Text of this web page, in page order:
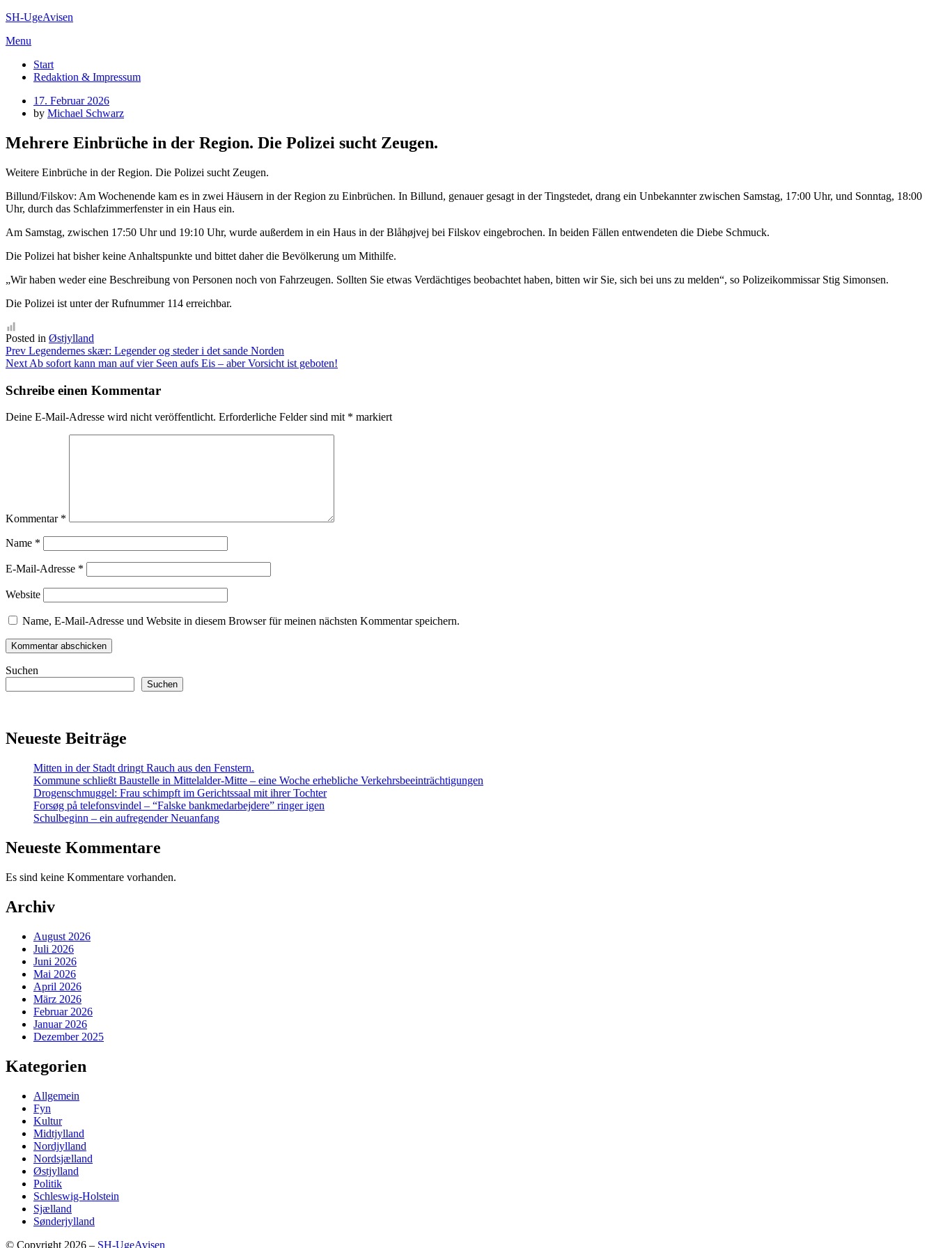
Skip
content
SH-UgeAvisen
Menu
Start
Redaktion & Impressum
Posted
on
17. Februar 2026
by Michael Schwarz
Mehrere Einbrüche in der Region. Die Polizei sucht Zeugen.
Weitere Einbrüche in der Region. Die Polizei sucht Zeugen.
Billund/Filskov: Am Wochenende kam es in zwei Häusern in der Region zu Einbrüchen. In Billund, genauer gesagt in der Tingstedet, drang ein Unbekannter zwischen Samstag, 17:00 Uhr, und Sonntag, 18:00
Uhr, durch das Schlafzimmerfenster in ein Haus ein.
Am Samstag, zwischen 17:50 Uhr und 19:10 Uhr, wurde außerdem in ein Haus in der Blåhøjvej bei Filskov eingebrochen. In beiden Fällen entwendeten die Diebe Schmuck.
Die Polizei hat bisher keine Anhaltspunkte und bittet daher die Bevölkerung um Mithilfe.
„Wir haben weder eine Beschreibung von Personen noch von Fahrzeugen. Sollten Sie etwas Verdächtiges beobachtet haben, bitten wir Sie, sich bei uns zu melden“, so Polizeikommissar Stig Simonsen.
Die Polizei ist unter der Rufnummer 114 erreichbar.
Posted in Østjylland
Beitragsnavigation
Prev Legendernes skær: Legender og steder i det sande Norden
Next Ab sofort kann man auf vier Seen aufs Eis – aber Vorsicht ist geboten!
Schreibe einen Kommentar
Deine E-Mail-Adresse wird nicht veröffentlicht. Erforderliche Felder sind mit * markiert
Kommentar *
Name *
E-Mail-Adresse *
Website
Name, E-Mail-Adresse und Website in diesem Browser für meinen nächsten Kommentar speichern.
Suchen
Suchen
Neueste Beiträge
Mitten in der Stadt dringt Rauch aus den Fenstern.
Kommune schließt Baustelle in Mittelalder-Mitte – eine Woche erhebliche Verkehrsbeeinträchtigungen
Drogenschmuggel: Frau schimpft im Gerichtssaal mit ihrer Tochter
Forsøg på telefonsvindel – “Falske bankmedarbejdere” ringer igen
Schulbeginn – ein aufregender Neuanfang
Neueste Kommentare
Es sind keine Kommentare vorhanden.
Archiv
August 2026
Juli 2026
Juni 2026
Mai 2026
April 2026
März 2026
Februar 2026
Januar 2026
Dezember 2025
Kategorien
Allgemein
Fyn
Kultur
Midtjylland
Nordjylland
Nordsjælland
Østjylland
Politik
Schleswig-Holstein
Sjælland
Sønderjylland
© Copyright 2026 – SH-UgeAvisen